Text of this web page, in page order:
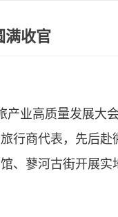
满收官
业高质量发展大
行商代表，先后赴
、蓼河古街开展实